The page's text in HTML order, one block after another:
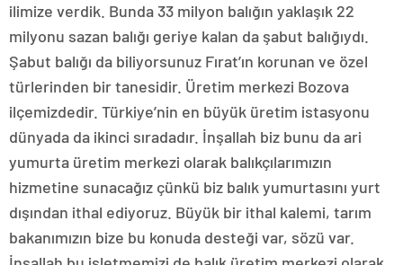
ilimize verdik. Bunda 33 milyon balığın yaklaşık 22
milyonu sazan balığı geriye kalan da şabut balığıydı.
Şabut balığı da biliyorsunuz Fırat’ın korunan ve özel
türlerinden bir tanesidir. Üretim merkezi Bozova
ilçemizdedir. Türkiye’nin en büyük üretim istasyonu
dünyada da ikinci sıradadır. İnşallah biz bunu da ari
yumurta üretim merkezi olarak balıkçılarımızın
hizmetine sunacağız çünkü biz balık yumurtasını yurt
dışından ithal ediyoruz. Büyük bir ithal kalemi, tarım
bakanımızın bize bu konuda desteği var, sözü var.